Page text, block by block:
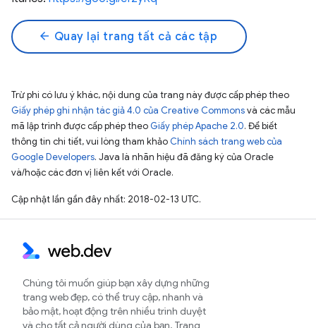
arrow_back Quay lại trang tất cả các tập
Trừ phi có lưu ý khác, nội dung của trang này được cấp phép theo
Giấy phép ghi nhận tác giả 4.0 của Creative Commonsvà các mẫu
mã lập trình được cấp phép theo Giấy phép Apache 2.0. Để biết
thông tin chi tiết, vui lòng tham khảo Chính sách trang web của
Google Developers. Java là nhãn hiệu đã đăng ký của Oracle
và/hoặc các đơn vị liên kết với Oracle.
Cập nhật lần gần đây nhất: 2018-02-13 UTC.
Chúng tôi muốn giúp bạn xây dựng những
trang web đẹp, có thể truy cập, nhanh và
bảo mật, hoạt động trên nhiều trình duyệt
và cho tất cả người dùng của bạn. Trang